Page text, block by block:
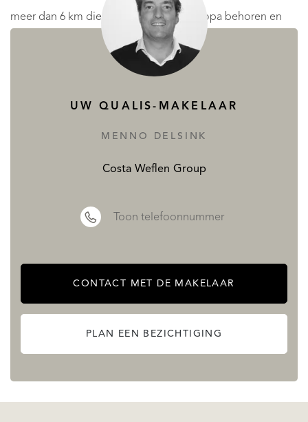
meer dan 6 km die tot de beste van Europa behoren en
door de Europese Unie zijn bekroond met blauwe
vlaggen. Alle recreatieve diensten zoals de themaparken
Mundomar, Sierra Cortina en Villaitana Golfbanen,
wandelen en klimmen in Puig Campana een
LEES MEER
UW QUALIS-MAKELAAR
MENNO DELSINK
Costa Weflen Group
Toon telefoonnummer
CONTACT MET DE MAKELAAR
PLAN EEN BEZICHTIGING